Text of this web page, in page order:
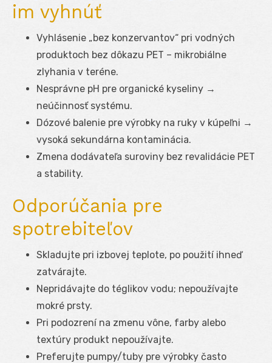
im vyhnúť
Vyhlásenie „bez konzervantov“ pri vodných
produktoch bez dôkazu PET – mikrobiálne
zlyhania v teréne.
Nesprávne pH pre organické kyseliny →
neúčinnosť systému.
Dózové balenie pre výrobky na ruky v kúpeľni →
vysoká sekundárna kontaminácia.
Zmena dodávateľa suroviny bez revalidácie PET
a stability.
Odporúčania pre
spotrebiteľov
Skladujte pri izbovej teplote, po použití ihneď
zatvárajte.
Nepridávajte do téglikov vodu; nepoužívajte
mokré prsty.
Pri podozrení na zmenu vône, farby alebo
textúry produkt nepoužívajte.
Preferujte pumpy/tuby pre výrobky často